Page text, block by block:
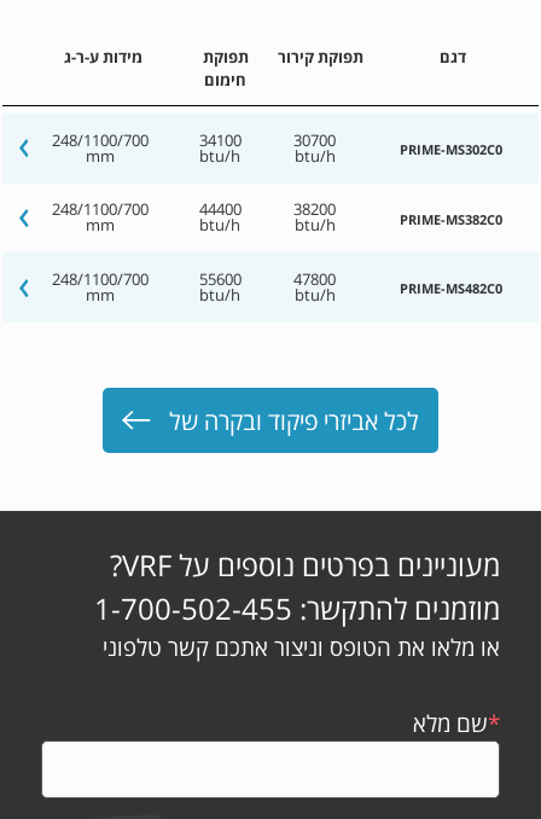
דגם תפוקת קירור
תפוקת
חימום
מידות ע-ר-ג
PRIME-MS302C0
30700
btu/h
34100
btu/h
248/1100/700
mm
PRIME-MS382C0
38200
btu/h
44400
btu/h
248/1100/700
mm
PRIME-MS482C0
47800
btu/h
55600
btu/h
248/1100/700
mm
לכל אביזרי פיקוד ובקרה של
מעוניינים בפרטים נוספים על VRF?
מוזמנים להתקשר: 1-700-502-455
או מלאו את הטופס וניצור אתכם קשר טלפוני
*שם מלא